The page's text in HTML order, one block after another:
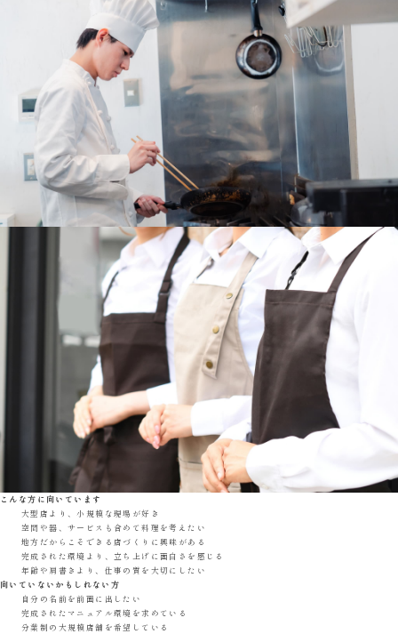
こんな方に向いています
大型店より、小規模な現場が好き
空間や器、サービスも含めて料理を考えたい
地方だからこそできる店づくりに 興味がある
完成された環境より、 立ち上げに面白さを感じる
年齢や肩書きより、 仕事の質を大切にしたい
向いていないかもしれない方
自分の名前を前面に出したい
完成されたマニュアル環境を求めている
分業制の大規模店舗を希望している